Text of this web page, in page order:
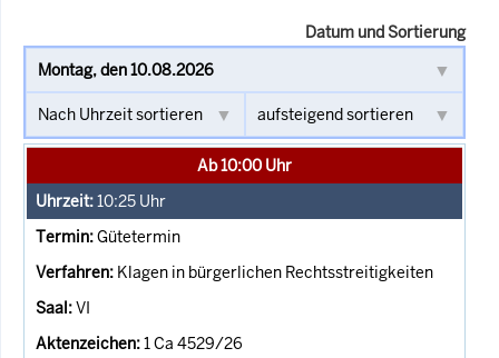
Datum und Sortierung
Ab 10:00 Uhr
10:25 Uhr
Gütetermin
Klagen in bürgerlichen Rechtsstreitigkeiten
VI
1 Ca 4529/26